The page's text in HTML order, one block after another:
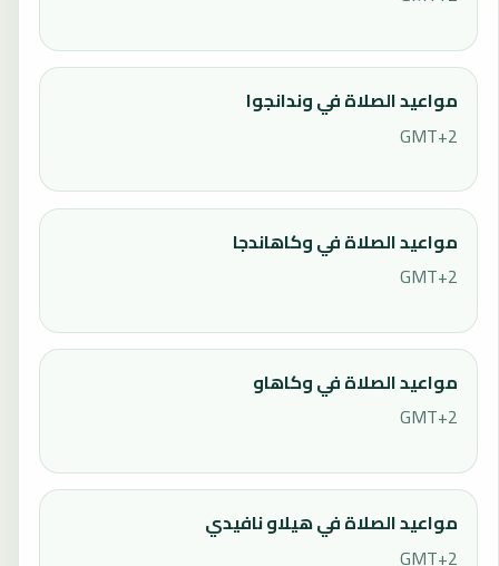
مواعيد الصلاة في وندانجوا
GMT+2
مواعيد الصلاة في وكاهاندجا
GMT+2
مواعيد الصلاة في وكاهاو
GMT+2
مواعيد الصلاة في هيلاو نافيدي
GMT+2